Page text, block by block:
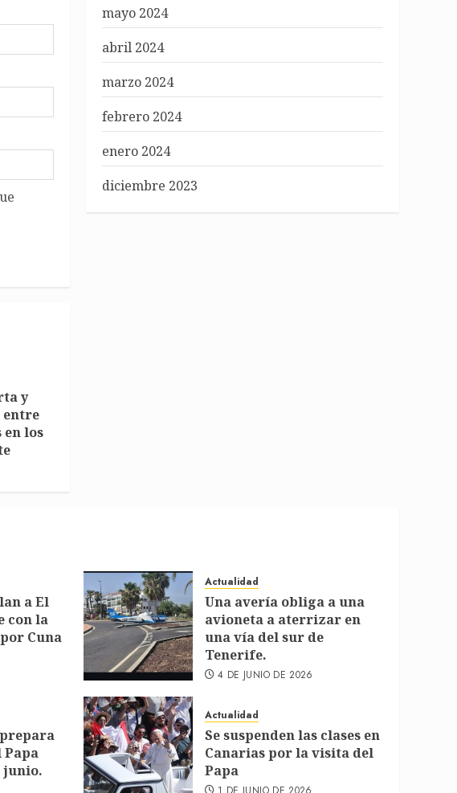
y
entre
en los
mayo 2024
abril 2024
marzo 2024
febrero 2024
enero 2024
diciembre 2023
a El
con la
Cuna
Actualidad
Una avería obliga a una
avioneta a aterrizar en
una vía del sur de
Tenerife.
4 DE JUNIO DE 2026
junio.
Actualidad
Se suspenden las clases en
Canarias por la visita del
Papa